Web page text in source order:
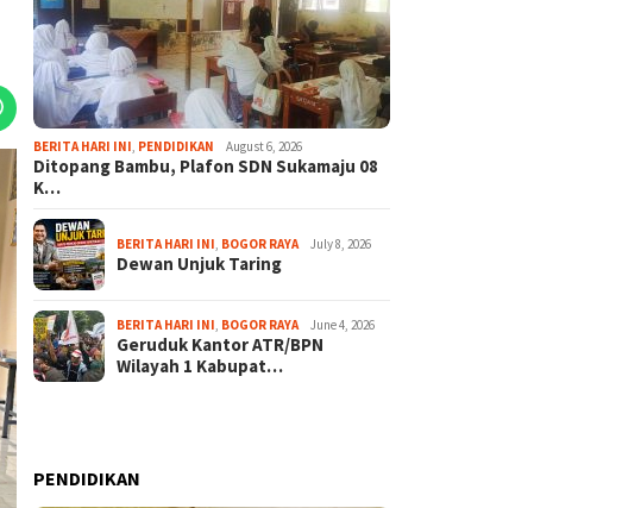
BERITA HARI INI PENDIDIKAN August 6, 2026
Ditopang Bambu, Plafon SDN Sukamaju 08
K…
BERITA HARI INI BOGOR RAYA July 8, 2026
Dewan Unjuk Taring
BERITA HARI INI BOGOR RAYA June 4, 2026
Geruduk Kantor ATR/BPN
Wilayah 1 Kabupat…
PENDIDIKAN